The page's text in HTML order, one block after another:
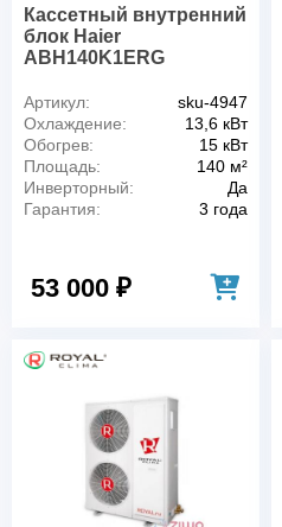
Кассетный внутренний
блок Haier
ABH140K1ERG
Артикул:
sku-4947
Охлаждение:
13,6 кВт
Обогрев:
15 кВт
Площадь:
140 м²
Инверторный:
Да
Гарантия:
3 года
53 000 ₽